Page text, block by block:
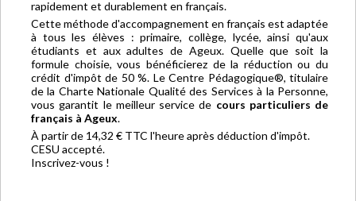
rapidement et durablement en français.
Cette méthode d'accompagnement en français est adaptée
à tous les élèves : primaire, collège, lycée, ainsi qu'aux
étudiants et aux adultes de Ageux. Quelle que soit la
formule choisie, vous bénéficierez de la réduction ou du
crédit d'impôt de 50 %. Le Centre Pédagogique®, titulaire
de la Charte Nationale Qualité des Services à la Personne,
vous garantit le meilleur service de cours particuliers de
français à Ageux.
À partir de 14,32 € TTC l'heure après déduction d'impôt.
CESU accepté.
Inscrivez-vous !